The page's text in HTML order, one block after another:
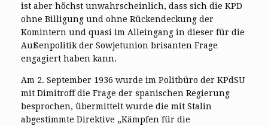
ist aber höchst unwahrscheinlich, dass sich die KPD
ohne Billigung und ohne Rückendeckung der
Komintern und quasi im Alleingang in dieser für die
Außenpolitik der Sowjetunion brisanten Frage
engagiert haben kann.
Am 2. September 1936 wurde im Politbüro der KPdSU
mit Dimitroff die Frage der spanischen Regierung
besprochen, übermittelt wurde die mit Stalin
abgestimmte Direktive „Kämpfen für die